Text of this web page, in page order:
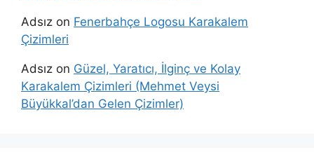
Adsız on Fenerbahçe Logosu Karakalem
Çizimleri
Adsız on Güzel, Yaratıcı, İlginç ve Kolay
Karakalem Çizimleri (Mehmet Veysi
Büyükkal’dan Gelen Çizimler)